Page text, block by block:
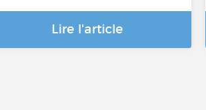
Lire l'article